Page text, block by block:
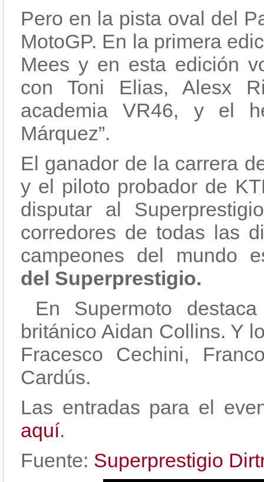
Pero en la pista oval del
MotoGP. En la primera
Mees y en esta edición
con Toni Elias, Alesx
academia VR46, y el
Márquez”.
El ganador de la carrera
y el piloto probador de
disputar al
corredores de todas las
campeones del mundo
del Superprestigio.
En Supermoto
británico Aidan Collins. Y
Fracesco Cechini,
Cardús.
Las entradas para el
aquí.
Fuente: Superprestigio